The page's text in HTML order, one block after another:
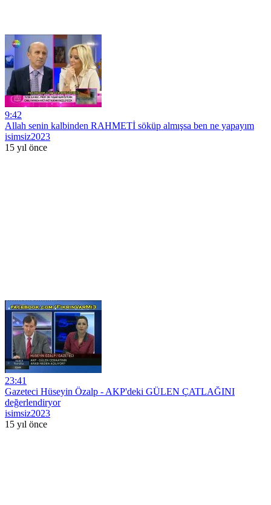
9:42
Allah senin kalbinden RAHMETİ söküp almışsa ben ne yapayım
isimsiz2023
15 yıl önce
23:41
Gazeteci Hüseyin Özalp - AKP'deki GÜLEN ÇATLAĞINI
değerlendiryor
isimsiz2023
15 yıl önce